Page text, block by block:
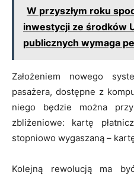
W przyszłym roku
inwestycji ze środków
publicznych wymaga
Założeniem nowego
pasażera, dostępne z
niego będzie można
zbliżeniowe: kartę
stopniowo wygaszaną –
Kolejną rewolucją ma